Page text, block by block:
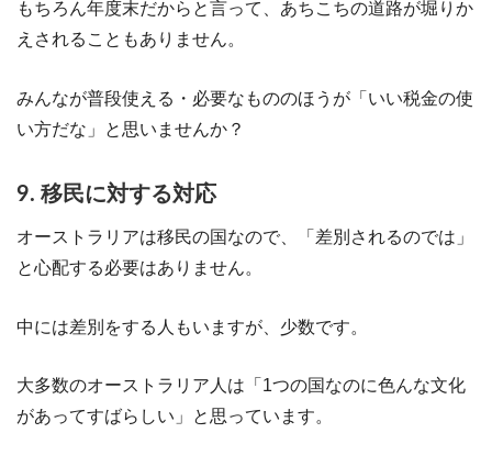
もちろん年度末だからと言って、あちこちの道路が堀りか
えされることもありません。
みんなが普段使える・必要なもののほうが「いい税金の使
い方だな」と思いませんか？
9. 移民に対する対応
オーストラリアは移民の国なので、「差別されるのでは」
と心配する必要はありません。
中には差別をする人もいますが、少数です。
大多数のオーストラリア人は「1つの国なのに色んな文化
があってすばらしい」と思っています。